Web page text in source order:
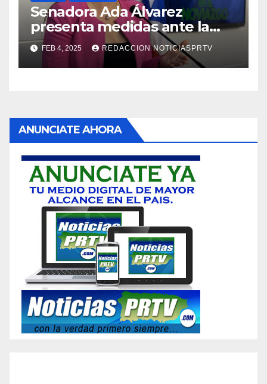
Senadora Ada Álvarez
presenta medidas ante la
violencia en el noviazgo
FEB 4, 2025 REDACCION NOTICIASPRTV
ANUNCIATE AHORA